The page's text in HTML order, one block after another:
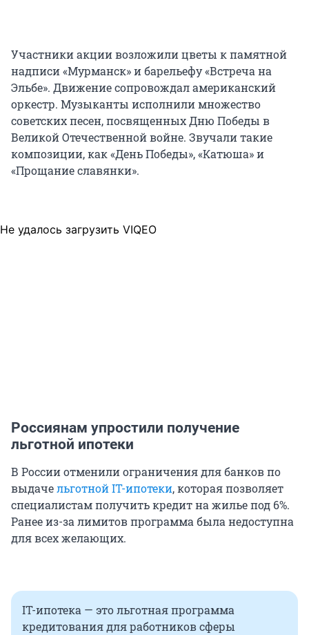
Участники акции возложили цветы к памятной
надписи «Мурманск» и барельефу «Встреча на
Эльбе». Движение сопровождал американский
оркестр. Музыканты исполнили множество
советских песен, посвященных Дню Победы в
Великой Отечественной войне. Звучали такие
композиции, как «День Победы», «Катюша» и
«Прощание славянки».
Не удалось загрузить VIQEO
Россиянам упростили получение
льготной ипотеки
В России отменили ограничения для банков по
выдачельготной IT-ипотеки, которая позволяет
специалистам получить кредит на жилье под 6%.
Ранее из-за лимитов программа была недоступна
для всех желающих.
IT-ипотека — это льготная программа
кредитования для работников сферы